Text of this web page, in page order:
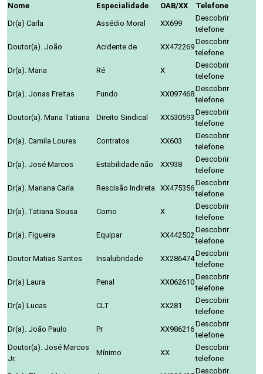
Nome Especialidade OAB/XX
Telefone
Dr(a) Carla
Assédio Moral XX699
Descobrir
telefone
Doutor(a). João
Acidente de XX472269
Descobrir
telefone
Dr(a). Maria
Ré X
Descobrir
telefone
Dr(a). Jonas Freitas
Fundo XX097468
Descobrir
telefone
Doutor(a). Maria Tatiana
Direito Sindical XX530593
Descobrir
telefone
Dr(a). Camila Loures
Contratos XX603
Descobrir
telefone
Dr(a). José Marcos
Estabilidade não XX938
Descobrir
telefone
Dr(a). Mariana Carla
Rescisão Indireta XX475356
Descobrir
telefone
Dr(a). Tatiana Sousa
Como X
Descobrir
telefone
Dr(a). Figueira
Equipar XX442502
Descobrir
telefone
Doutor Matias Santos
Insalubridade XX286474
Descobrir
telefone
Dr(a) Laura
Penal XX062610
Descobrir
telefone
Dr(a) Lucas
CLT XX281
Descobrir
telefone
Dr(a). João Paulo
Pr XX986216
Descobrir
telefone
Doutor(a). José Marcos
Jr.
Mínimo XX
Descobrir
telefone
Descobrir